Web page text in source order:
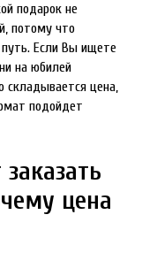
подарок не
потому что
путь. Если Вы ищете
на юбилей
складывается цена,
подойдет
цена